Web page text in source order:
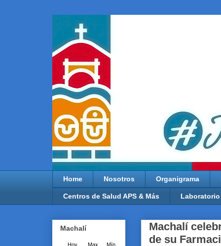
Home Nosotros Organigrama
Centros de Salud APS & Más Laboratorio
Machalí
de su
Machalí